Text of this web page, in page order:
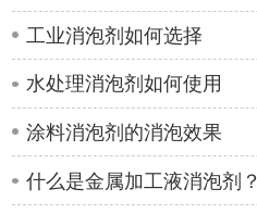
工业消泡剂如何选择
水处理消泡剂如何使用
涂料消泡剂的消泡效果
什么是金属加工液消泡剂？